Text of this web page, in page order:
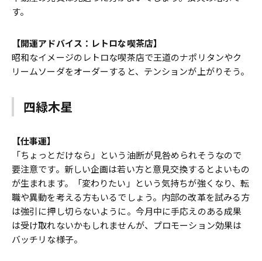
す。
【開運アドバイス：レトロな喫茶店】
昭和なイメージのレトロな喫茶店で王道のナポリタンやク
リームソーダをオーダーすると、テンションが上がりそう。
四緑木星
【仕事運】
「ちょっとだけなら」という油断が見咎められそうなので
要注意です。新しい企画は若い方と意見交換するとよいもの
が生まれます。「変わりたい」という気持ちが強くなり、転
職や異動を考える方もいるでしょう。内部の改革を試みる方
は強引に押し切らないように。今月中に手応えのある成果
は受け取れないかもしれませんが、プロモーション効果は
バッチリな様子。